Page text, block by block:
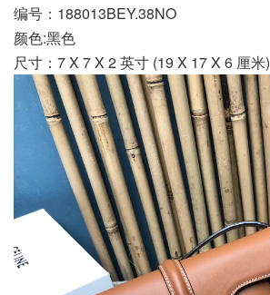
编号：188013BEY.38NO
颜色:黑色
尺寸：7 X 7 X 2 英寸 (19 X 17 X 6 厘米)